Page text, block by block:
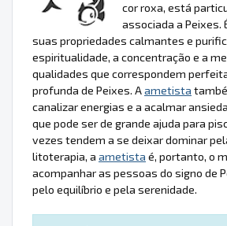
cor roxa, está
associada a Peixes.
suas propriedades calmantes e
espiritualidade, a concentração e a
qualidades que correspondem
profunda de Peixes. Aametista
canalizar energias e a acalmar
que pode ser de grande ajuda para
vezes tendem a se deixar dominar
litoterapia, a ametista é, portanto, o
acompanhar as pessoas do signo de
pelo equilíbrio e pela serenidade.